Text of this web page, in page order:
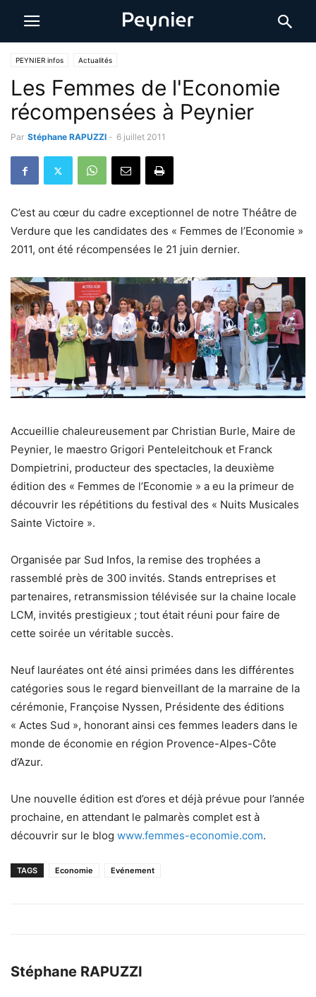
PEYNIER infos Actualités
Les Femmes de l'Economie
récompensées à Peynier
Par Stéphane RAPUZZI - 6 juillet 2011
C’est au cœur du cadre exceptionnel de notre Théâtre de
Verdure que les candidates des « Femmes de l’Economie »
2011, ont été récompensées le 21 juin dernier.
Accueillie chaleureusement par Christian Burle, Maire de
Peynier, le maestro Grigori Penteleitchouk et Franck
Dompietrini, producteur des spectacles, la deuxième
édition des « Femmes de l’Economie » a eu la primeur de
découvrir les répétitions du festival des « Nuits Musicales
Sainte Victoire ».
Organisée par Sud Infos, la remise des trophées a
rassemblé près de 300 invités. Stands entreprises et
partenaires, retransmission télévisée sur la chaine locale
LCM, invités prestigieux ; tout était réuni pour faire de
cette soirée un véritable succès.
Neuf lauréates ont été ainsi primées dans les différentes
catégories sous le regard bienveillant de la marraine de la
cérémonie, Françoise Nyssen, Présidente des éditions
« Actes Sud », honorant ainsi ces femmes leaders dans le
monde de économie en région Provence-Alpes-Côte
d’Azur.
Une nouvelle édition est d’ores et déjà prévue pour l’année
prochaine, en attendant le palmarès complet est à
découvrir sur le blog www.femmes-economie.com.
TAGS Economie Evénement
Stéphane RAPUZZI